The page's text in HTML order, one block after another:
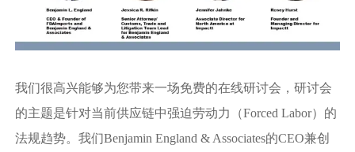
我们很高兴能够为您带来一场免费的在线研讨会，研讨会
的主题是针对当前供应链中强迫劳动力（Forced Labor）的
法规趋势。我们Benjamin England & Associates的CEO兼创